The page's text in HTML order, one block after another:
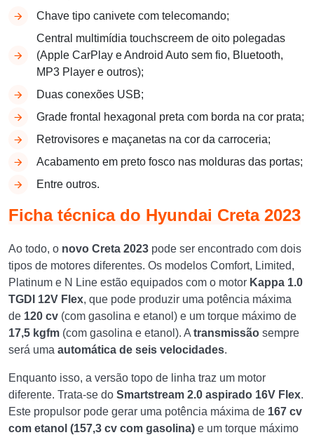
Chave tipo canivete com telecomando;
Central multimídia touchscreem de oito polegadas
(Apple CarPlay e Android Auto sem fio, Bluetooth,
MP3 Player e outros);
Duas conexões USB;
Grade frontal hexagonal preta com borda na cor prata;
Retrovisores e maçanetas na cor da carroceria;
Acabamento em preto fosco nas molduras das portas;
Entre outros.
Ficha técnica do Hyundai Creta 2023
Ao todo, o novo Creta 2023 pode ser encontrado com dois
tipos de motores diferentes. Os modelos Comfort, Limited,
Platinum e N Line estão equipados com o motor Kappa 1.0
TGDI 12V Flex, que pode produzir uma potência máxima
de 120 cv (com gasolina e etanol) e um torque máximo de
17,5 kgfm (com gasolina e etanol). A transmissão sempre
será uma automática de seis velocidades.
Enquanto isso, a versão topo de linha traz um motor
diferente. Trata-se do Smartstream 2.0 aspirado 16V Flex.
Este propulsor pode gerar uma potência máxima de 167 cv
com etanol (157,3 cv com gasolina) e um torque máximo